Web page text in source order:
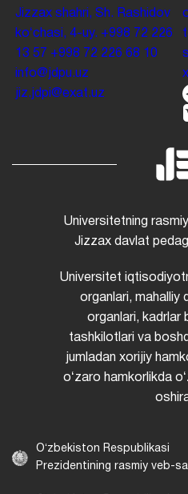
Jizzax shahri, Sh. Rashidov
koʻchasi, 4-uy. +998 72 226
13 57 +998 72 226 68 10
info@jdpu.uz
jiz.jdpi@exat.uz
Universitetning
Jizzax davlat
Universitet
organlari, mahalliy
organlari, kadrlar
tashkilotlari va
jumladan xorijiy
oʻzaro hamkorlikda
Oʻzbekiston Respublikasi
Prezidentining rasmiy veb-